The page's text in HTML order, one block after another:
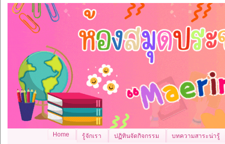
Home รู้จักเรา ปฏิทินจัดกิจกรรม บทความสาระน่ารู้